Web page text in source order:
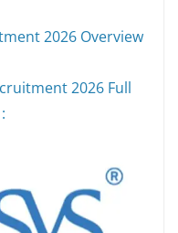
2026 Overview
2026 Full